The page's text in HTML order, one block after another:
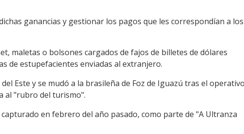
ganancias y gestionar los pagos que les correspondían a los
maletas o bolsones cargados de fajos de billetes de dólares
de estupefacientes enviadas al extranjero.
Este y se mudó a la brasileña de Foz de Iguazú tras el operativo
al "rubro del turismo".
en febrero del año pasado, como parte de "A Ultranza